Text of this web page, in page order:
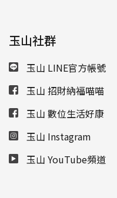
玉山社群
玉山 LINE官方帳號
玉山 招財納福喵喵
玉山 數位生活好康
玉山 Instagram
玉山 YouTube頻道